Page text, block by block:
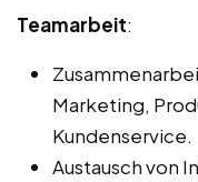
Teamarbeit:
Marketing,
Kundenservice.
Austausch von